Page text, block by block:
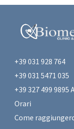
+39 031 928 764
+39 031 5471 035
+39 327 499
Orari
Come